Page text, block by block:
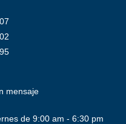
mensaje
de 9:00 am - 6:30 pm